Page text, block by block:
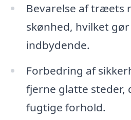
Bevarelse af træets
skønhed, hvilket
indbydende.
Forbedring af
fjerne glatte steder,
fugtige forhold.